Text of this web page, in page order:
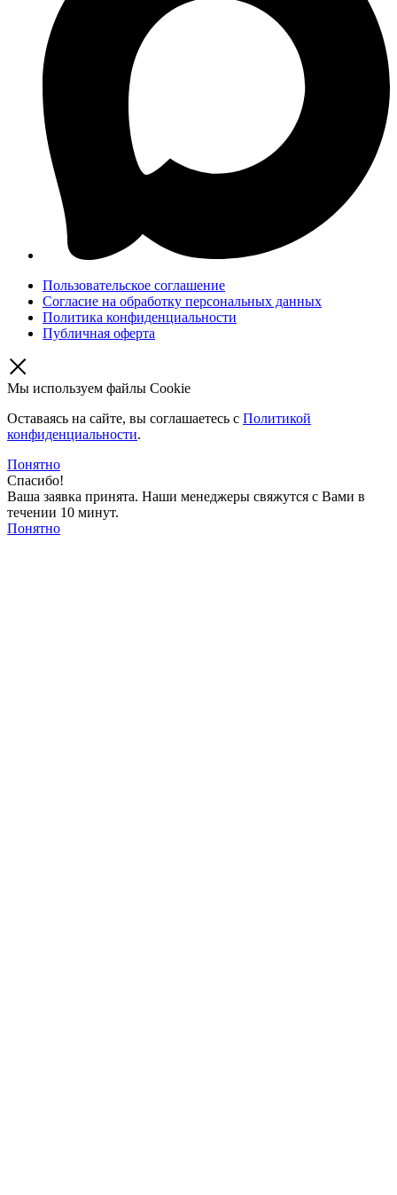
Пользовательское соглашение
Согласие на обработку персональных данных
Политика конфиденциальности
Публичная оферта
Мы используем файлы Cookie
Оставаясь на сайте, вы соглашаетесь c Политикой
конфиденциальности.
Понятно
Спасибо!
Ваша заявка принята. Наши менеджеры свяжутся с Вами в
течении 10 минут.
Понятно